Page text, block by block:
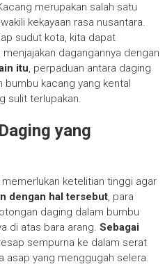
merupakan salah satu
kekayaan rasa nusantara.
sudut kota, kita dapat
dagangannya dengan
itu, perpaduan antara daging
bumbu kacang yang kental
sulit terlupakan.
yang
ketelitian tinggi agar
dengan hal tersebut, para
daging dalam bumbu
di atas bara arang. Sebagai
sempurna ke dalam serat
asap yang menggugah selera.